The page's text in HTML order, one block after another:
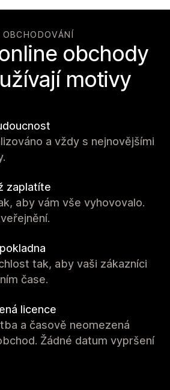
obchody
motivy
a vždy s nejnovějšími
zaplatíte
aby vám vše vyhovovalo.
tak, aby vaši zákazníci
čase.
licence
a časově neomezená
Žádné datum vypršení